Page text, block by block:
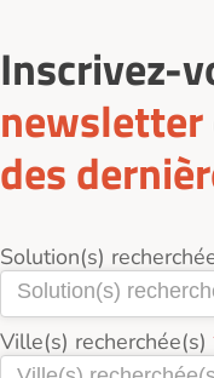
Inscrivez-
newsletter
des
Solution(s)
Ville(s) recherchée(s)